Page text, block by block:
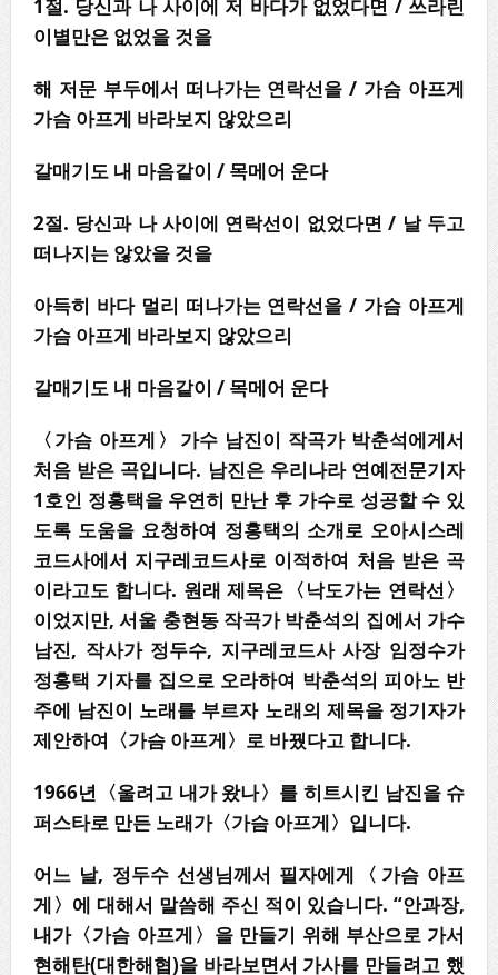
1절. 당신과 나 사이에 저 바다가 없었다면 / 쓰라린
이별만은 없었을 것을
해 저문 부두에서 떠나가는 연락선을/ 가슴 아프게
가슴 아프게 바라보지 않았으리
갈매기도 내 마음같이 / 목메어 운다
2절. 당신과 나 사이에 연락선이 없었다면/ 날 두고
떠나지는 않았을 것을
아득히 바다 멀리 떠나가는 연락선을/ 가슴 아프게
가슴 아프게 바라보지 않았으리
갈매기도 내 마음같이 / 목메어 운다
〈가슴 아프게〉가수 남진이 작곡가 박춘석에게서
처음 받은 곡입니다. 남진은 우리나라 연예전문기자
1호인 정홍택을 우연히 만난 후 가수로 성공할 수 있
도록 도움을 요청하여 정홍택의 소개로 오아시스레
코드사에서 지구레코드사로 이적하여 처음 받은 곡
이라고도 합니다. 원래 제목은〈낙도가는 연락선〉
이었지만, 서울 충현동 작곡가 박춘석의 집에서 가수
남진, 작사가 정두수, 지구레코드사 사장 임정수가
정홍택 기자를 집으로 오라하여 박춘석의 피아노 반
주에 남진이 노래를 부르자 노래의 제목을 정기자가
제안하여〈가슴 아프게〉로 바꿨다고 합니다.
1966년 〈울려고 내가 왔나〉 를 히트시킨 남진을 슈
퍼스타로 만든 노래가〈가슴 아프게〉 입니다.
어느 날, 정두수 선생님께서 필자에게〈가슴 아프
게〉에 대해서 말씀해 주신 적이 있습니다. “안과장,
내가〈가슴 아프게〉을 만들기 위해 부산으로 가서
현해탄(대한해협)을 바라보면서 가사를 만들려고 했